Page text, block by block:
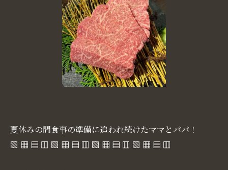
夏休みの間食事の準備に追われ続けたママとパパ！
▧ ▦ ▤ ▥ ▧ ▦ ▤ ▥ ▧ ▦ ▤ ▥ ▧ ▦ ▤ ▥